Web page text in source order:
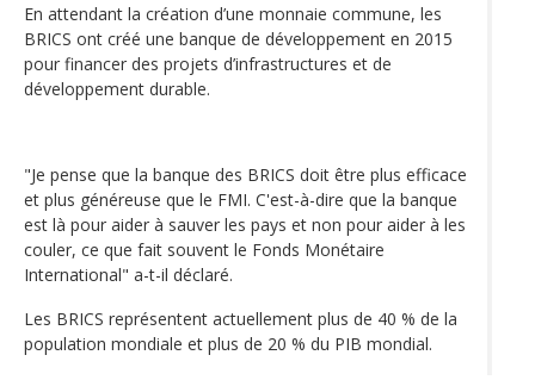
En attendant la création d’une monnaie commune, les
BRICS ont créé une banque de développement en 2015
pour financer des projets d’infrastructures et de
développement durable.
"Je pense que la banque des BRICS doit être plus efficace
et plus généreuse que le FMI. C'est-à-dire que la banque
est là pour aider à sauver les pays et non pour aider à les
couler, ce que fait souvent le Fonds Monétaire
International" a-t-il déclaré.
Les BRICS représentent actuellement plus de 40 % de la
population mondiale et plus de 20 % du PIB mondial.